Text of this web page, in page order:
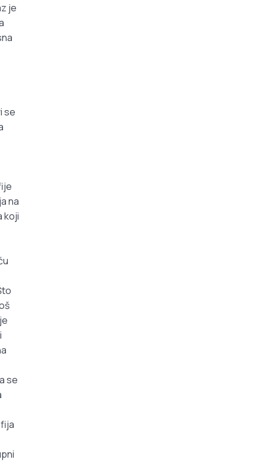
je
se
na
koji
se